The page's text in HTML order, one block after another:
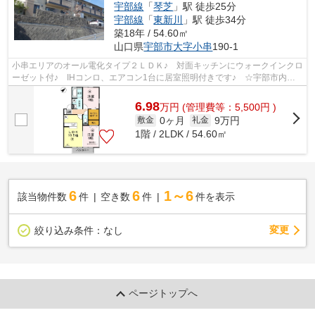
宇部線 「琴芝 」駅 徒歩25分
宇部線 「東新川
」駅 徒歩34分
築18年 / 54.60㎡
山口県宇部市大字小串190-1
小串エリアのオール電化タイプ２ＬＤＫ♪ 対面キッチンにウォークインクロ
ーゼット付♪ IHコンロ、エアコン1台に居室照明付きです♪ ☆宇部市内中
心部にアクセスの良い立地です♪
6.98万円 (管理費等：5,500円 )
敷金 0ヶ月 礼金 9万円
1階 / 2LDK / 54.60㎡
該当物件数 6件 空き数 6 件 1～6 件を表示
絞り込み条件： なし 変更
ページトップへ